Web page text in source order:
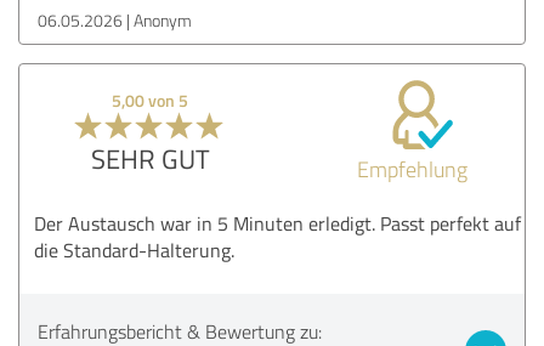
06.05.2026 Anonym
5,00 von 5
SEHR GUT Empfehlung
Der Austausch war in 5 Minuten erledigt. Passt perfekt auf
die Standard-Halterung.
Erfahrungsbericht & Bewertung zu: